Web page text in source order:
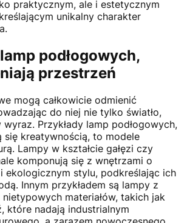
praktycznym, ale i estetycznym
unikalny charakter
podłogowych,
przestrzeń
mogą całkowicie odmienić
do niej nie tylko światło,
Przykłady lamp podłogowych,
się kreatywnością, to modele
Lampy w kształcie gałęzi czy
komponują się z wnętrzami o
ekologicznym stylu, podkreślając ich
Innym przykładem są lampy z
materiałów, takich jak
które nadają industrialnym